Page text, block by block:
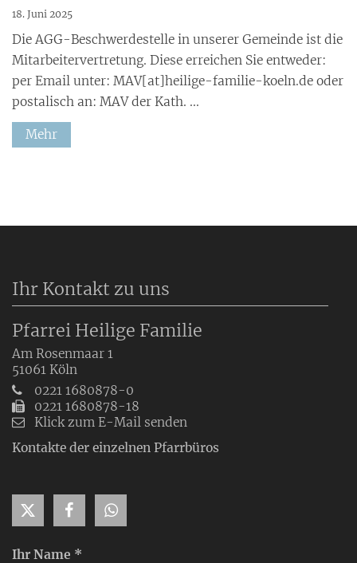
18. Juni 2025
Die AGG-Beschwerdestelle in unserer Gemeinde ist die
Mitarbeitervertretung. Diese erreichen Sie entweder:
per Email unter: MAV[at]heilige-familie-koeln.de oder
postalisch an: MAV der Kath. ...
Mehr
Ihr Name *
Ihr Kontakt zu uns
Pfarrei Heilige Familie
Am Rosenmaar 1
51061 Köln
0221 1680878-0
0221 1680878-18
Klick zum E-Mail senden
Kontakte der einzelnen Pfarrbüros